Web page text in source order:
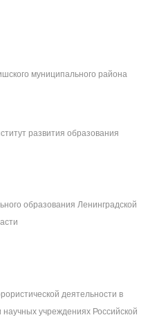
муниципального района
развития образования
образования Ленинградской
деятельности в
учреждениях Российской